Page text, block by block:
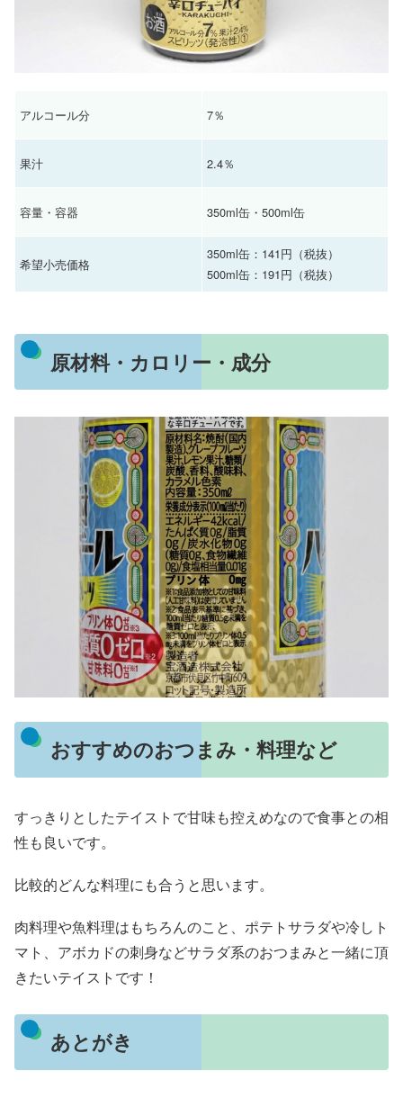
アルコール分 7％
果汁 2.4％
容量・容器 350ml缶・500ml缶
希望小売価格
350ml缶：141円（税抜）
500ml缶：191円（税抜）
原材料・カロリー・成分
おすすめのおつまみ・料理など
すっきりとしたテイストで甘味も控えめなので食事との相
性も良いです。
比較的どんな料理にも合うと思います。
肉料理や魚料理はもちろんのこと、ポテトサラダや冷しト
マト、アボカドの刺身などサラダ系のおつまみと一緒に頂
きたいテイストです！
あとがき